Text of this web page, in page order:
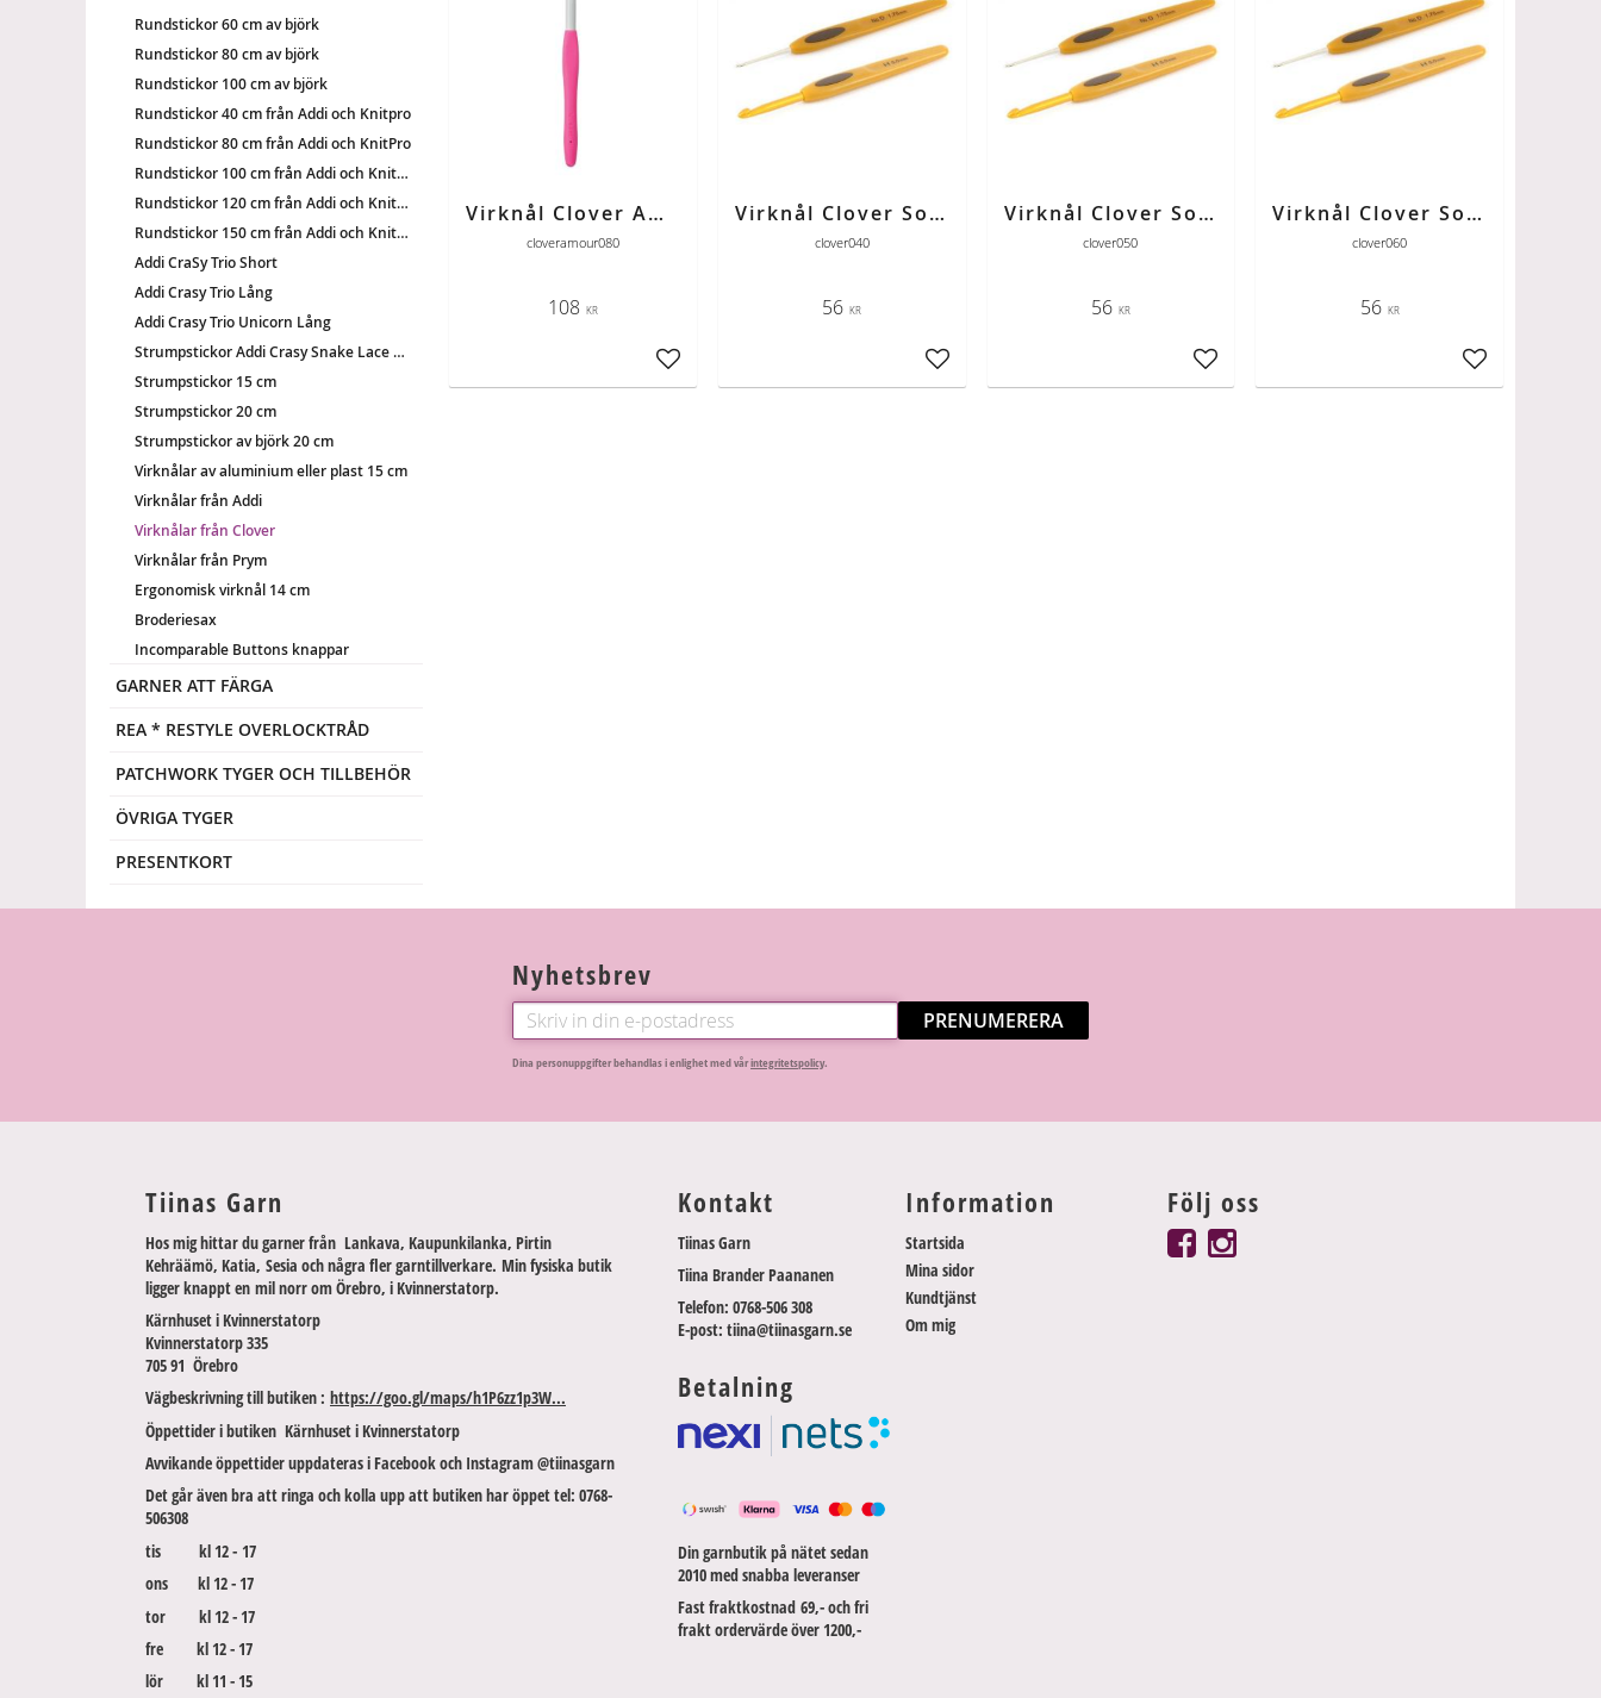
Virknål Clover Amour 8,0 mm
cloveramour080
108 KR
Lägg till i favoriter
Virknål Clover Soft Touch 4,0 mm
clover040
56 KR
Lägg till i favoriter
Virknål Clover Soft Touch 5,0 mm
clover050
56 KR
Lägg till i favoriter
Virknål Clover Soft Touch 6,0 mm
clover060
56 KR
Lägg till i
Rundstickor 60 cm av björk
Rundstickor 80 cm av björk
Rundstickor 100 cm av björk
Rundstickor 40 cm från Addi och Knitpro
Rundstickor 80 cm från Addi och KnitPro
Rundstickor 100 cm från Addi och KnitPro
Rundstickor 120 cm från Addi och KnitPro
Rundstickor 150 cm från Addi och KnitPro
Addi CraSy Trio Short
Addi Crasy Trio Lång
Addi Crasy Trio Unicorn Lång
Strumpstickor Addi Crasy Snake Lace 15 cm
Strumpstickor 15 cm
Strumpstickor 20 cm
Strumpstickor av björk 20 cm
Virknålar av aluminium eller plast 15 cm
Virknålar från Addi
Virknålar från Clover
Virknålar från Prym
Ergonomisk virknål 14 cm
Broderiesax
Incomparable Buttons knappar
GARNER ATT FÄRGA
REA * RESTYLE OVERLOCKTRÅD
PATCHWORK TYGER OCH TILLBEHÖR
ÖVRIGA TYGER
PRESENTKORT
Nyhetsbrev
PRENUMERERA
Dina personuppgifter behandlas i enlighet med vårintegritetspolicy.
Tiinas Garn
Hos mig hittar du garner från Lankava, Kaupunkilanka, Pirtin
Kehräämö, Katia, Sesia och några fler garntillverkare. Min fysiska butik
ligger knappt en mil norr om Örebro, i Kvinnerstatorp.
Kärnhuset i Kvinnerstatorp
Kvinnerstatorp 335
705 91 Örebro
Vägbeskrivning till butiken : https://goo.gl/maps/h1P6zz1p3W...
Öppettider i butiken Kärnhuset i Kvinnerstatorp
Avvikande öppettider uppdateras i Facebook och Instagram @tiinasgarn
Det går även bra att ringa och kolla upp att butiken har öppet tel: 0768-
506308
tis kl 12 - 17
ons kl 12 - 17
tor kl 12 - 17
fre kl 12 - 17
lör kl 11 - 15
Kontakt
Tiinas Garn
Tiina Brander Paananen
Telefon: 0768-506 308
E-post: tiina@tiinasgarn.se
Betalning
Din garnbutik på nätet sedan
2010 med snabba leveranser
Fast fraktkostnad 69,- och fri
frakt ordervärde över 1200,-
Information
Startsida
Mina sidor
Kundtjänst
Om mig
Följ oss